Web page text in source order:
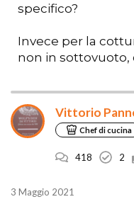
specifico?
Invece per la
non in sottovuoto,
Vittorio
Chef di cucina
418 2
3 Maggio 2021